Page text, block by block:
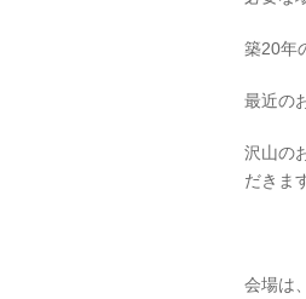
築20年
最近の
沢山の
だきま
会場は